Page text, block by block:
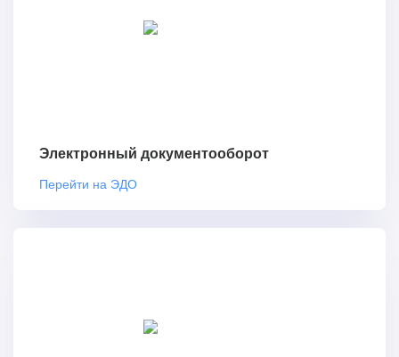
Электронный документооборот
Перейти на ЭДО